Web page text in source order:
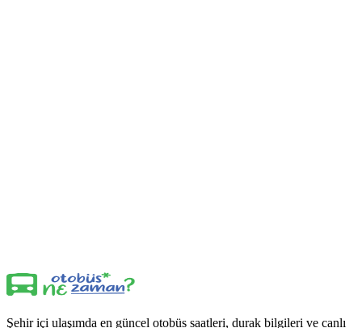
Şehir içi ulaşımda en güncel otobüs saatleri, durak bilgileri ve canlı